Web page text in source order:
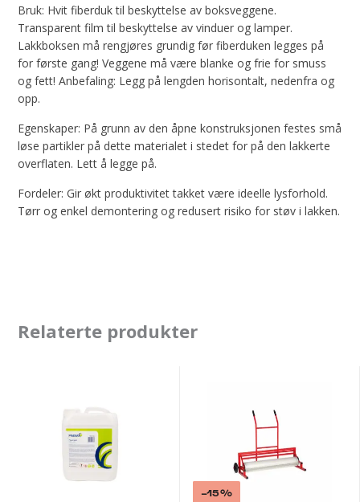
Bruk: Hvit fiberduk til beskyttelse av boksveggene.
Transparent film til beskyttelse av vinduer og lamper.
Lakkboksen må rengjøres grundig før fiberduken legges på
for første gang! Veggene må være blanke og frie for smuss
og fett! Anbefaling: Legg på lengden horisontalt, nedenfra og
opp.
Egenskaper: På grunn av den åpne konstruksjonen festes små
løse partikler på dette materialet i stedet for på den lakkerte
overflaten. Lett å legge på.
Fordeler: Gir økt produktivitet takket være ideelle lysforhold.
Tørr og enkel demontering og redusert risiko for støv i lakken.
Relaterte produkter
Powerpeel
Salg!
Film4Booth
system
-15%